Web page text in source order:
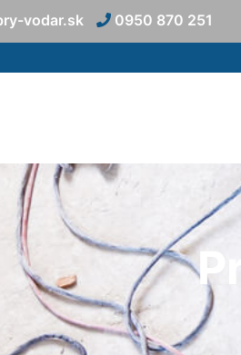
vodar.sk 0950 870 251